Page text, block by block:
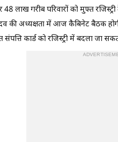
लाख गरीब परिवारों को मुफ्त
की अध्यक्षता में आज कैबिनेट बैठक
कार्ड को रजिस्ट्री में बदला जा